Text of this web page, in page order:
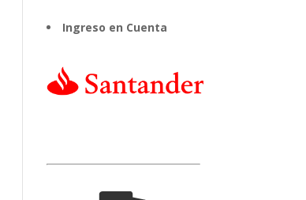
Ingreso en Cuenta